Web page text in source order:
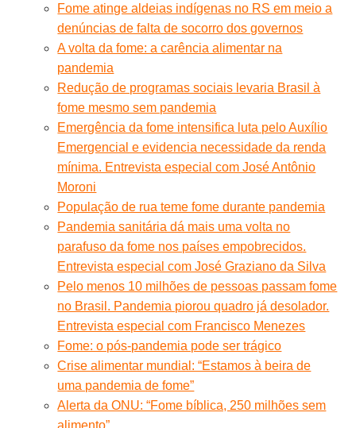
Fome atinge aldeias indígenas no RS em meio a
denúncias de falta de socorro dos governos
A volta da fome: a carência alimentar na
pandemia
Redução de programas sociais levaria Brasil à
fome mesmo sem pandemia
Emergência da fome intensifica luta pelo Auxílio
Emergencial e evidencia necessidade da renda
mínima. Entrevista especial com José Antônio
Moroni
População de rua teme fome durante pandemia
Pandemia sanitária dá mais uma volta no
parafuso da fome nos países empobrecidos.
Entrevista especial com José Graziano da Silva
Pelo menos 10 milhões de pessoas passam fome
no Brasil. Pandemia piorou quadro já desolador.
Entrevista especial com Francisco Menezes
Fome: o pós-pandemia pode ser trágico
Crise alimentar mundial: “Estamos à beira de
uma pandemia de fome”
Alerta da ONU: “Fome bíblica, 250 milhões sem
alimento”